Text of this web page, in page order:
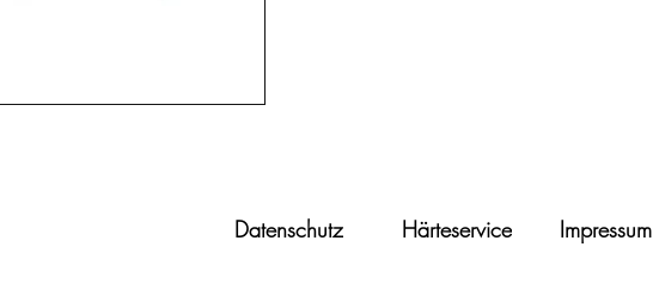
Datenschutz Härteservice Impressum